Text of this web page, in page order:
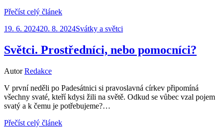
Přečíst celý článek
Zveřejněno
19. 6. 202420. 8. 2024Svátky a světci
Světci. Prostředníci, nebo pomocníci?
AutorRedakce
V první neděli po Padesátnici si pravoslavná církev připomíná
všechny svaté, kteří kdysi žili na světě. Odkud se vůbec vzal pojem
svatý a k čemu je potřebujeme?…
Přečíst celý článek